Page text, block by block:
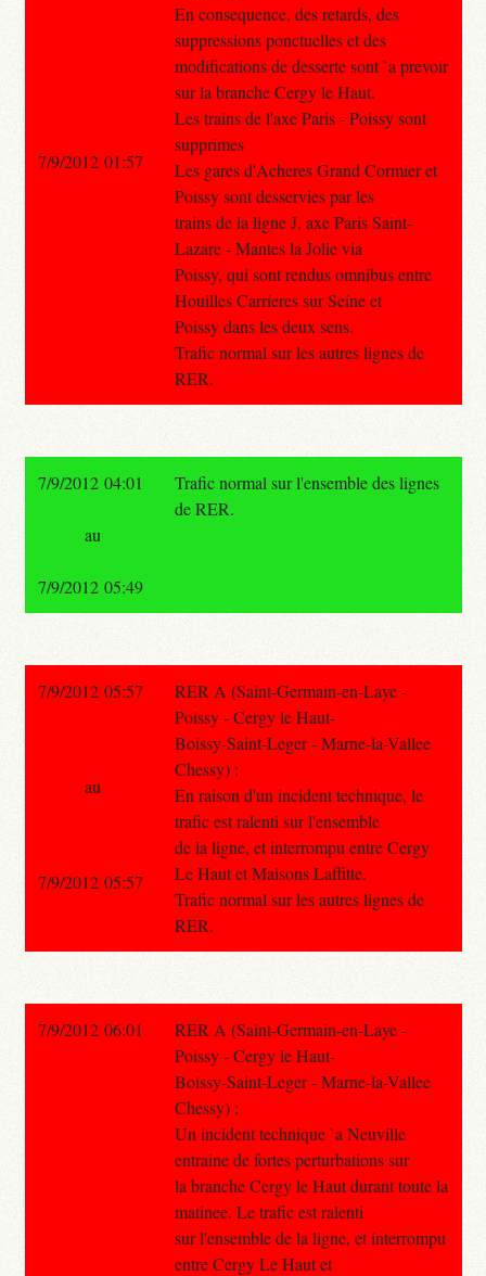
En consequence, des retards, des
suppressions ponctuelles et des
modifications de desserte sont `a prevoir
sur la branche Cergy le Haut.
Les trains de l'axe Paris - Poissy sont
supprimes
Les gares d'Acheres Grand Cormier et
Poissy sont desservies par les
trains de la ligne J, axe Paris Saint-
Lazare - Mantes la Jolie via
Poissy, qui sont rendus omnibus entre
Houilles Carrieres sur Seine et
Poissy dans les deux sens.
Trafic normal sur les autres lignes de
RER.
7/9/2012 01:57
7/9/2012 04:01
Trafic normal sur l'ensemble des lignes
de RER.
au
7/9/2012 05:49
7/9/2012 05:57
RER A (Saint-Germain-en-Laye -
Poissy - Cergy le Haut-
Boissy-Saint-Leger - Marne-la-Vallee
Chessy) :
En raison d'un incident technique, le
trafic est ralenti sur l'ensemble
de la ligne, et interrompu entre Cergy
Le Haut et Maisons Laffitte.
Trafic normal sur les autres lignes de
RER.
au
7/9/2012 05:57
7/9/2012 06:01
RER A (Saint-Germain-en-Laye -
Poissy - Cergy le Haut-
Boissy-Saint-Leger - Marne-la-Vallee
Chessy) :
Un incident technique `a Neuville
entraine de fortes perturbations sur
la branche Cergy le Haut durant toute la
matinee. Le trafic est ralenti
sur l'ensemble de la ligne, et interrompu
entre Cergy Le Haut et